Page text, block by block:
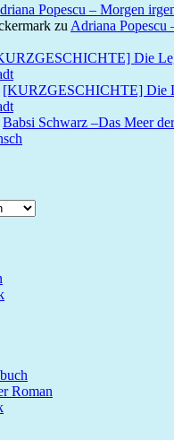
Popescu – Morgen
zu Adriana Popescu
Die
[KURZGESCHICHTE] Die
Babsi Schwarz –Das Meer
Roman